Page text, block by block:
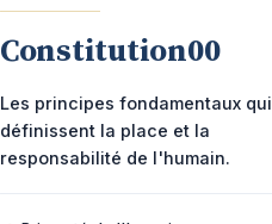
Constitution00
Les principes fondamentaux qui
définissent la place et la
responsabilité de l'humain.